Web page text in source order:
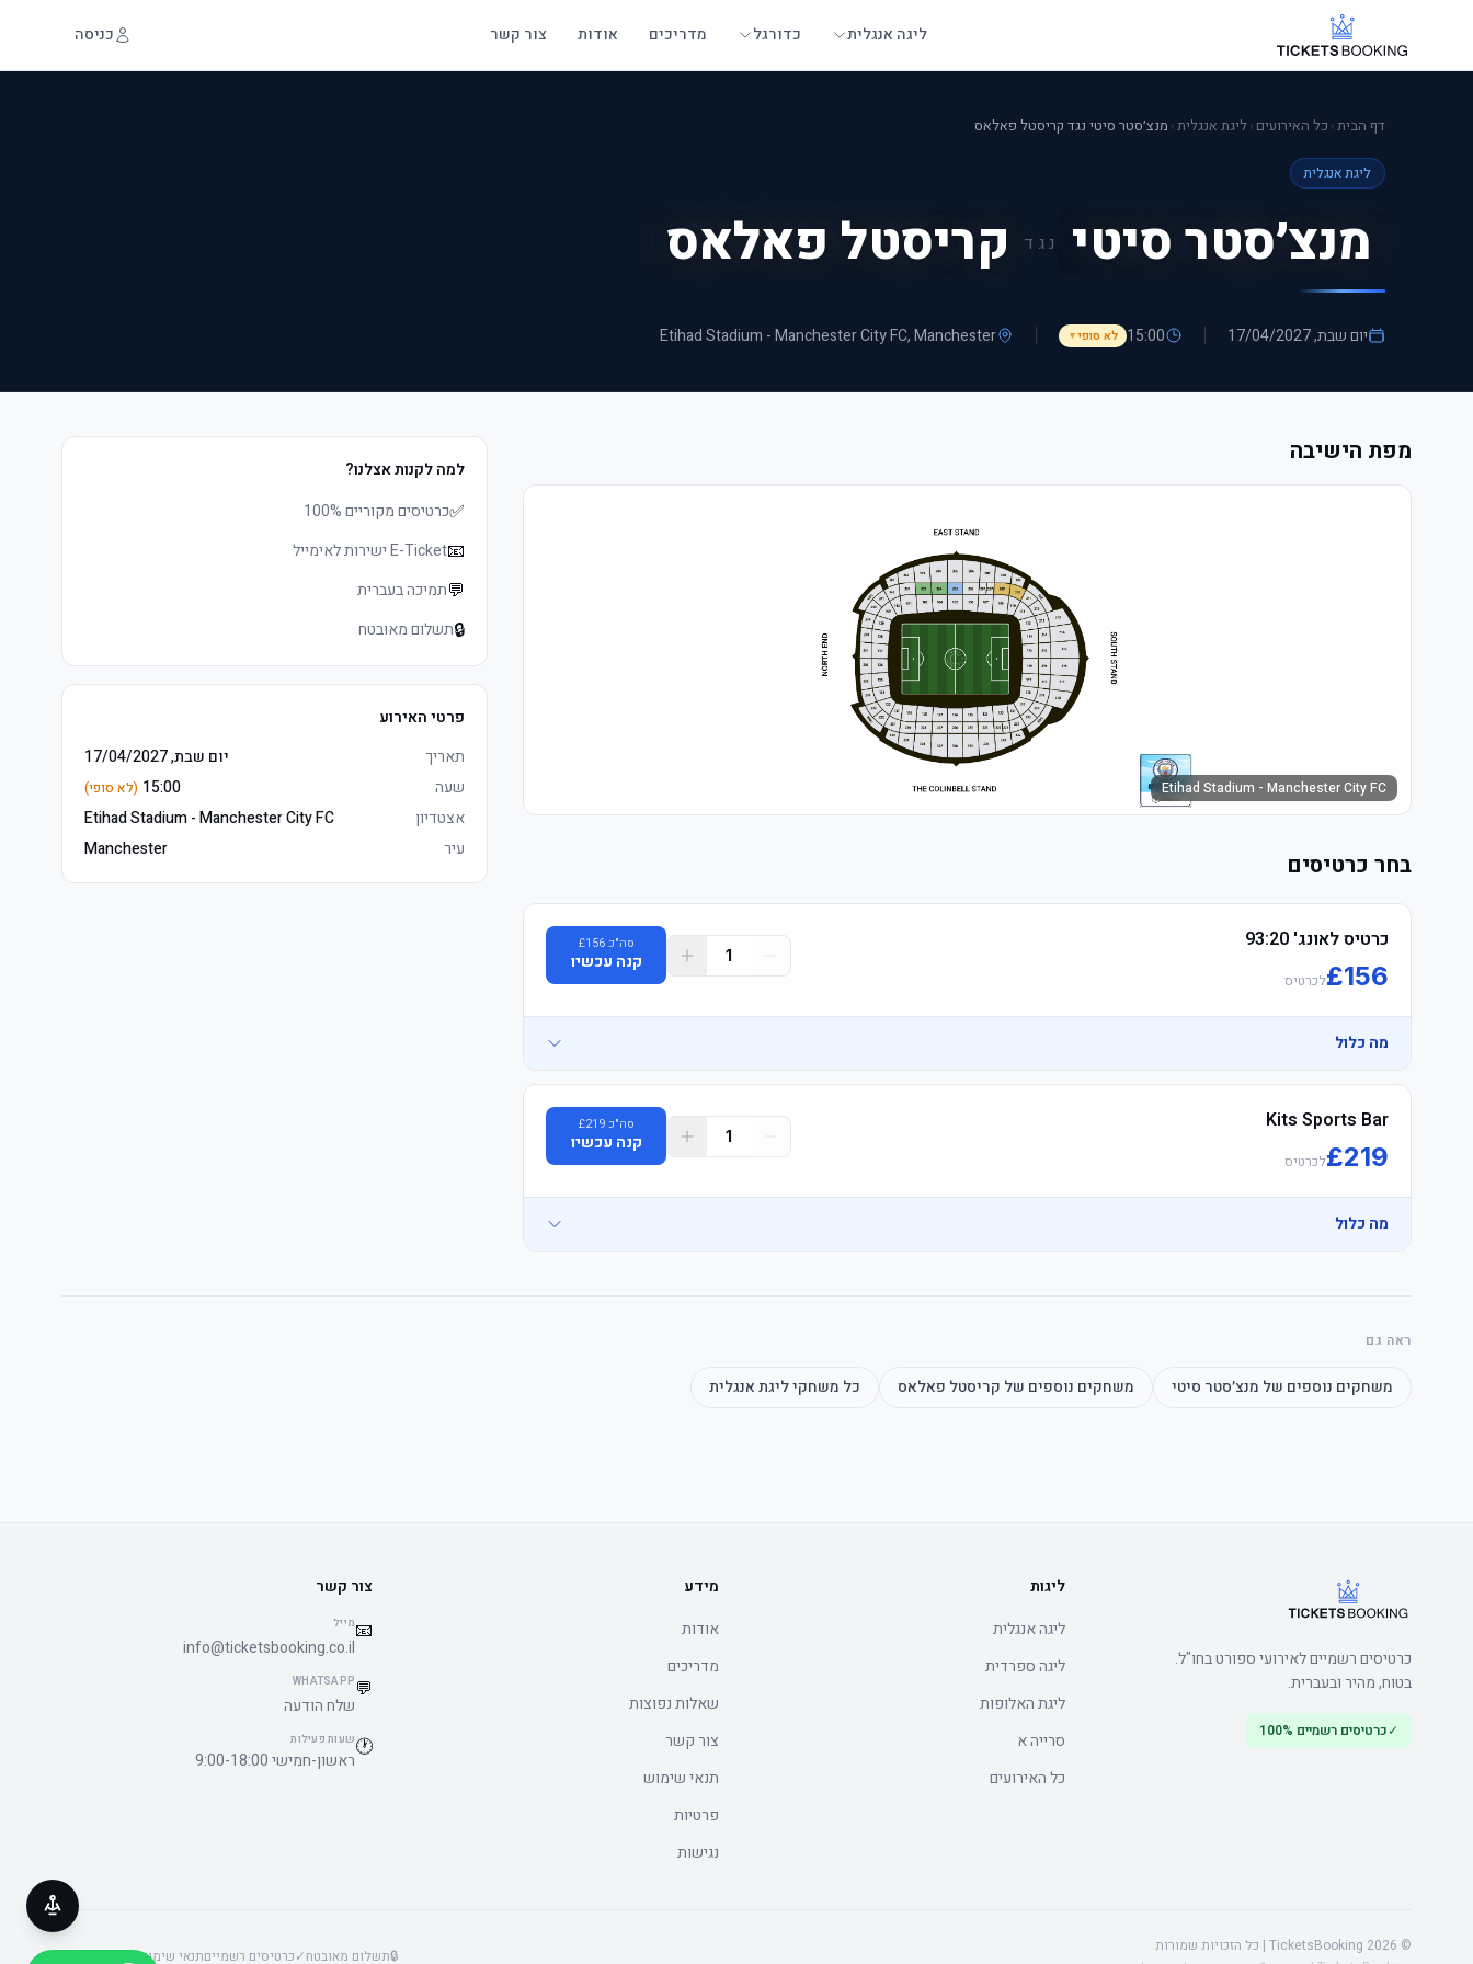
ליגה אנגלית כדורגל מדריכים אודות צור קשר כניסה
דף הבית› כל האירועים ›ליגת אנגלית› מנצ׳סטר סיטי נגד קריסטל פאלאס
ליגת אנגלית
מנצ׳סטר סיטי נגד קריסטל פאלאס
יום שבת, 17/04/2027 15:00 לא סופי▼
Etihad Stadium - Manchester City FC, Manchester
מפת הישיבה
Etihad Stadium - Manchester City FC
בחר כרטיסים
כרטיס לאונג' 93:20
£156 לכרטיס
1
סה"כ £156
קנה עכשיו
מה כלול
Kits Sports Bar
£219 לכרטיס
1
סה"כ £219
קנה עכשיו
מה כלול
למה לקנות אצלנו?
✅כרטיסים מקוריים 100%
📧E-Ticket ישירות לאימייל
💬תמיכה בעברית
🔒תשלום מאובטח
פרטי האירוע
תאריך
יום שבת, 17/04/2027
שעה
15:00 (לא סופי)
אצטדיון
Etihad Stadium - Manchester City FC
עיר
Manchester
ראה גם
משחקים נוספים של מנצ׳סטר סיטי משחקים נוספים של קריסטל פאלאס כל משחקיליגת אנגלית
כרטיסים רשמיים לאירועי ספורט בחו"ל.
בטוח, מהיר ובעברית.
✓כרטיסים רשמיים 100%
ליגות
ליגה אנגלית
ליגה ספרדית
ליגת האלופות
סרייה א
כל האירועים
מידע
אודות
מדריכים
שאלות נפוצות
צור קשר
תנאי שימוש
פרטיות
נגישות
צור קשר
📧מייל
info@ticketsbooking.co.il
💬
WHATSAPP
שלח הודעה
🕐שעות פעילות
ראשון-חמישי 9:00-18:00
© 2026 TicketsBooking | כל הזכויות שמורות
🔒תשלום מאובטח✓כרטיסים רשמייםתנאי שימושפרטיותנגישות